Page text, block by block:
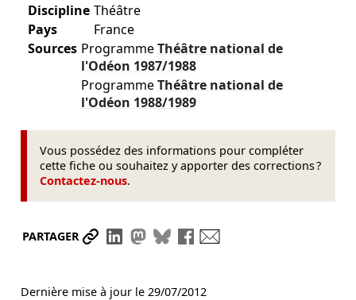
Discipline Théâtre
Pays
France
Sources ProgrammeThéâtre national de
l'Odéon 1987/1988
ProgrammeThéâtre national de
l'Odéon 1988/1989
Vous possédez des informations pour compléter
cette fiche ou souhaitez y apporter des corrections ?
Contactez-nous.
PARTAGER Partager le lien
Partager sur LinkedIn
Partager sur Mastodon
Partager sur Bluesky
Partager sur Facebook
Dernière mise à jour le 29/07/2012